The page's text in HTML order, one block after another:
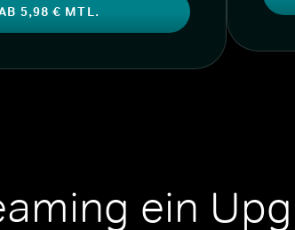
5,98 € MTL.
ein